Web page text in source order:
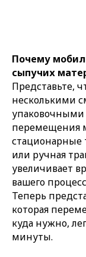
Почему
сыпучих
Представьте,
несколькими
перемещения
стационарные
или ручная
увеличивает
вашего
Теперь
которая
куда нужно,
минуты.